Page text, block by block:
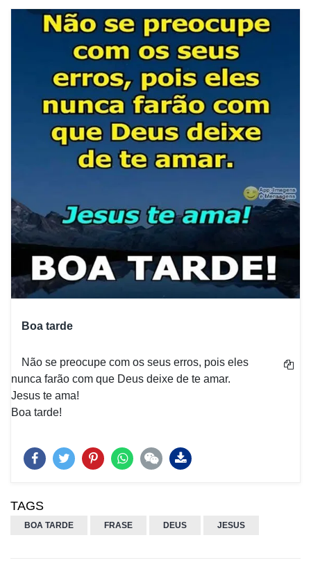
Boa tarde
Não se preocupe com os seus erros, pois eles
nunca farão com que Deus deixe de te amar.
Jesus te ama!
Boa tarde!
TAGS
BOA TARDE FRASE DEUS JESUS